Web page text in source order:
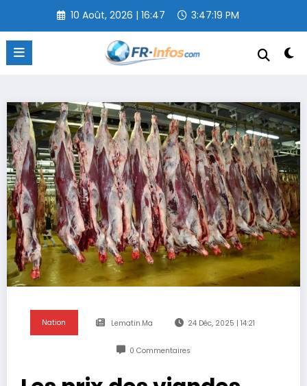
contenu
10 Août, 2026 | 16:47 3:47:20 PM
Nation Lematin.ma 24 Déc, 2025 | 14:21
0 Commentaires